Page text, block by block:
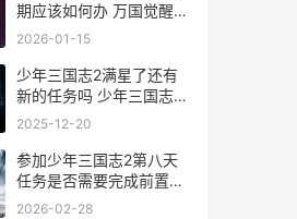
期应该如何办 万国觉醒关
一关二
2026-01-15
少年三国志2满星了还有
新的任务吗 少年三国志2
满星之后
2025-12-20
参加少年三国志2第八天
任务是否需要完成前置任
务 少年三国志回顾一次三
2026-02-28